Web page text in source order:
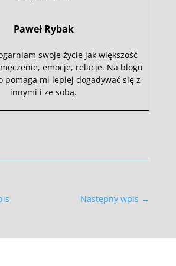
Paweł Rybak
swoje życie jak większość
emocje, relacje. Na blogu
pomaga mi lepiej dogadywać się z
innymi i ze sobą.
Następny wpis →